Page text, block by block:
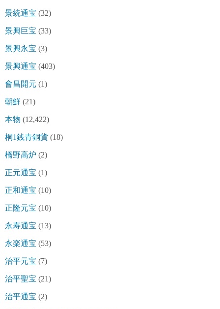
景統通宝 (32)
景興巨宝 (33)
景興永宝 (3)
景興通宝 (403)
會昌開元 (1)
朝鮮 (21)
本物 (12,422)
桐1銭青銅貨 (18)
橋野高炉 (2)
正元通宝 (1)
正和通宝 (10)
正隆元宝 (10)
永寿通宝 (13)
永楽通宝 (53)
治平元宝 (7)
治平聖宝 (21)
治平通宝 (2)